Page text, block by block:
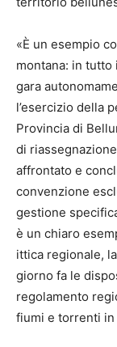
«È un esempio
montana: in
gara
l’esercizio della
Provincia di
di
affrontato e
convenzione
gestione
è un chiaro
ittica regionale,
giorno fa le
regolamento
fiumi e torrenti in